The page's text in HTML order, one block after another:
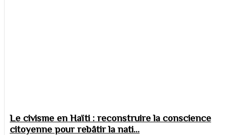
Le civisme en Haïti : reconstruire la conscience
citoyenne pour rebâtir la nati...